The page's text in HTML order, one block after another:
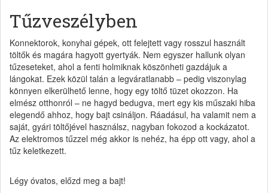
Tűzveszélyben
Konnektorok, konyhai gépek, ott felejtett vagy rosszul használt
töltők és magára hagyott gyertyák. Nem egyszer hallunk olyan
tűzeseteket, ahol a fenti holmiknak köszönheti gazdájuk a
lángokat. Ezek közül talán a legváratlanabb – pedig viszonylag
könnyen elkerülhető lenne, hogy egy töltő tüzet okozzon. Ha
elmész otthonról – ne hagyd bedugva, mert egy kis műszaki hiba
elegendő ahhoz, hogy bajt csináljon. Ráadásul, ha valamit nem a
saját, gyári töltőjével használsz, nagyban fokozod a kockázatot.
Az elektromos tűzzel még akkor is nehéz, ha épp ott vagy, ahol a
tűz keletkezett.
Légy óvatos, előzd meg a bajt!